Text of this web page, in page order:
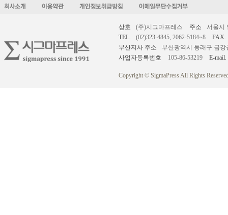
상호 (주)시그마프레스 주소
서울시
TEL.
(02)323-4845, 2062-5184~8
FAX.
부산지사 주소
부산광역시 동래구 금강
사업자등록번호
105-86-53219 E-mail.
Copyright © SigmaPress All Rights